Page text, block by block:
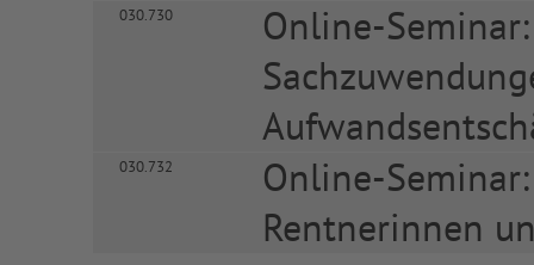
030.730
Online-
030.732
Online-
Rentnerinnen